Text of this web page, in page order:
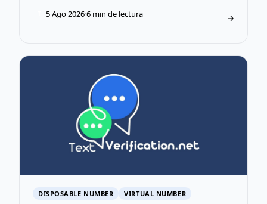
5 Ago 2026·6 min de lectura →
DISPOSABLE NUMBER VIRTUAL NUMBER